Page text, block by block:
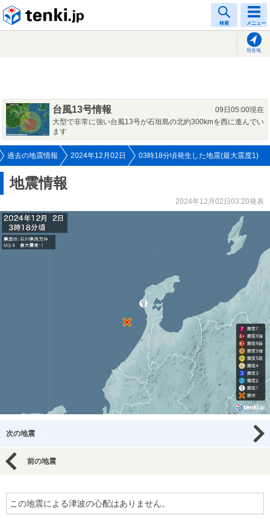
検索 メニュー
現在地
台風13号情報
09日05:00現在
大型で非常に強い台風13号が石垣島の北約300kmを西に進んでい
ます
過去の地震情報 2024年12月02日 03時18分頃発生した地震(最大震度1)
地震情報
2024年12月02日03:20発表
次の地震
前の地震
この地震による津波の心配はありません。